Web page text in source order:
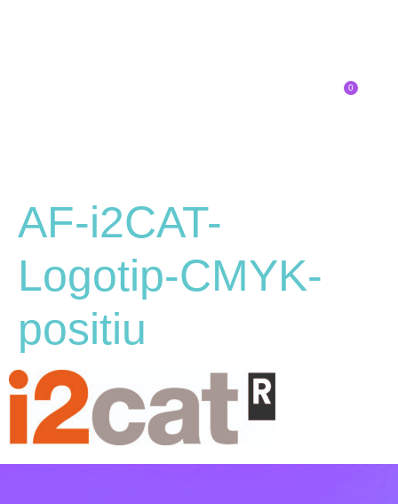
0
AF-i2CAT-
Logotip-CMYK-
positiu